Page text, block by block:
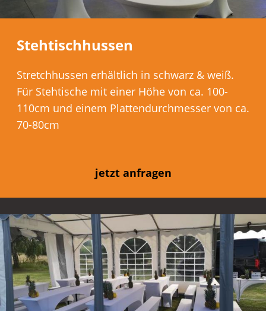
Stehtischhussen
Stretchhussen erhältlich in schwarz & weiß.
Für Stehtische mit einer Höhe von ca. 100-
110cm und einem Plattendurchmesser von ca.
70-80cm
jetzt anfragen